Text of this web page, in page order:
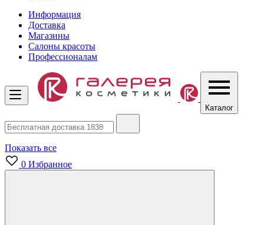
Информация
Доставка
Магазины
Салоны красоты
Профессионалам
Каталог
Показать все
0 Избранное